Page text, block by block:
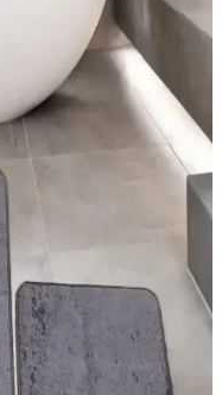
Teknikleri İçin
Malzeme
doku uyumu, uygulama
estetik ve
Halı
özellikleri, renk ve
ipuçlarıyla şık ve
Halı